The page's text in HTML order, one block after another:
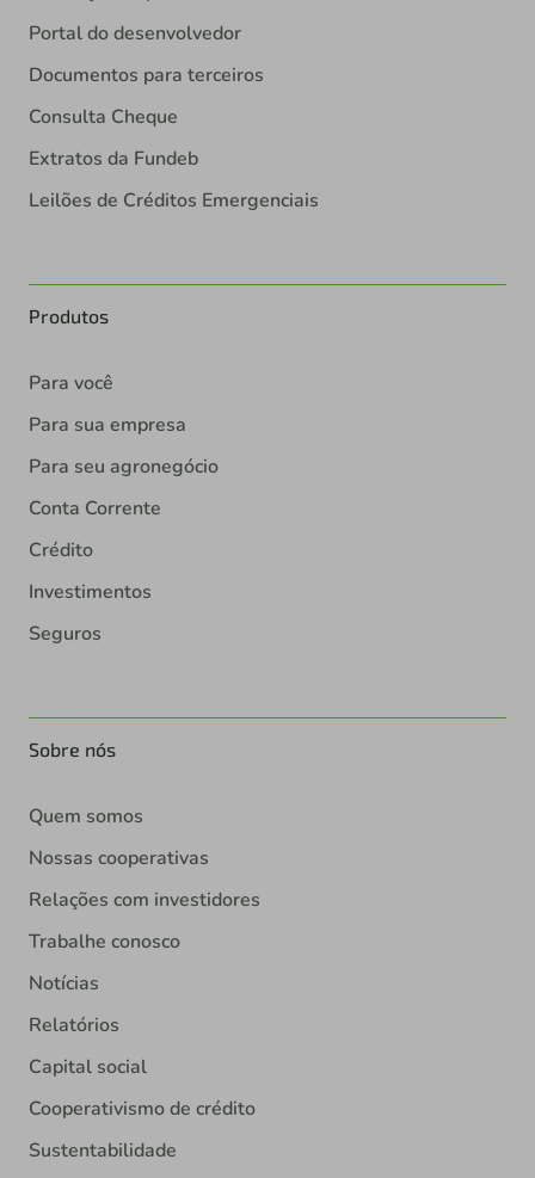
Portal do desenvolvedor
Documentos para terceiros
Consulta Cheque
Extratos da Fundeb
Leilões de Créditos Emergenciais
Produtos
Para você
Para sua empresa
Para seu agronegócio
Conta Corrente
Crédito
Investimentos
Seguros
Sobre nós
Quem somos
Nossas cooperativas
Relações com investidores
Trabalhe conosco
Notícias
Relatórios
Capital social
Cooperativismo de crédito
Sustentabilidade